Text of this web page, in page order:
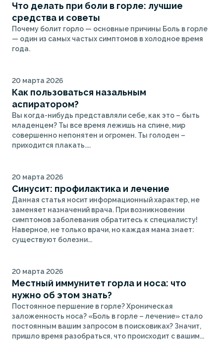
Что делать при боли в горле: лучшие
средства и советы
Почему болит горло — основные причины Боль в горле
— один из самых частых симптомов в холодное время
года.
20 марта 2026
Как пользоваться назальным
аспиратором?
Вы когда-нибудь представляли себе, как это – быть
младенцем? Ты все время лежишь на спине, мир
совершенно непонятен и огромен. Ты голоден –
приходится плакать....
20 марта 2026
Синусит: профилактика и лечение
Данная статья носит информационный характер, не
заменяет назначений врача. При возникновении
симптомов заболевания обратитесь к специалисту!
Наверное, не только врачи, но каждая мама знает:
существуют болезни...
20 марта 2026
Местный иммунитет горла и носа: что
нужно об этом знать?
Постоянное першение в горле? Хроническая
заложенность носа? «Боль в горле – лечение» стало
постоянным вашим запросом в поисковиках? Значит,
пришло время разобраться, что происходит с вашим...